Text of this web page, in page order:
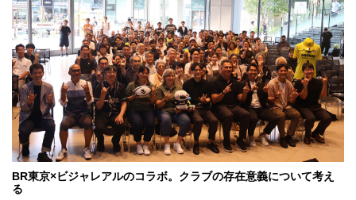
BR東京×ビジャレアルのコラボ。クラブの存在意義について考え
る